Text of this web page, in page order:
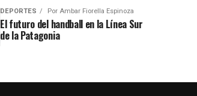
DEPORTES Por Ambar Fiorella Espinoza
El futuro del handball en la Línea Sur
de la Patagonia